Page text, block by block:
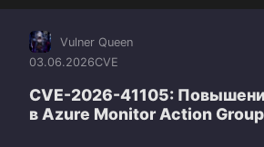
Vulner Queen
03.06.2026CVE
CVE-2026-41105:
в Azure Monitor Action Group